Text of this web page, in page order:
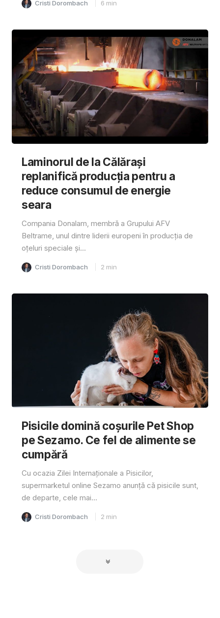
Cristi Dorombach 6 min
Laminorul de la Călărași
replanifică producția pentru a
reduce consumul de energie
seara
Compania Donalam, membră a Grupului AFV
Beltrame, unul dintre liderii europeni în producția de
oțeluri speciale și...
Cristi Dorombach 2 min
Pisicile domină coșurile Pet Shop
pe Sezamo. Ce fel de alimente se
cumpără
Cu ocazia Zilei Internaționale a Pisicilor,
supermarketul online Sezamo anunță că pisicile sunt,
de departe, cele mai...
Cristi Dorombach 2 min